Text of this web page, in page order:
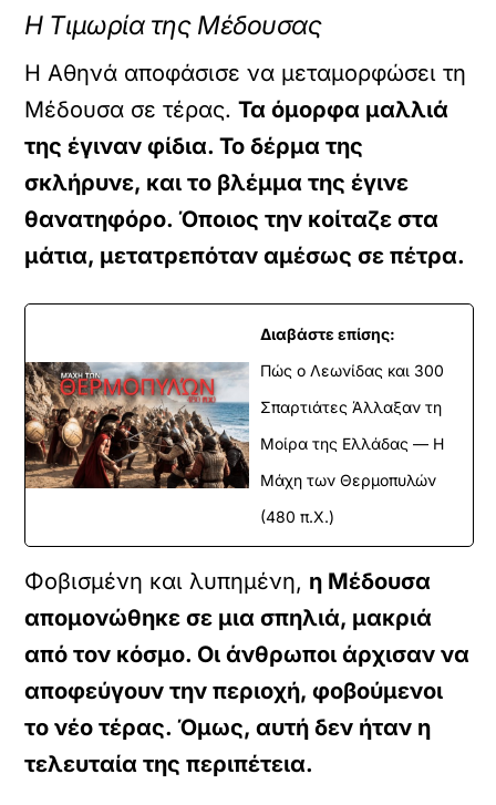
Η Τιμωρία της Μέδουσας
Η Αθηνά αποφάσισε να μεταμορφώσει τη
Μέδουσα σε τέρας.Τα όμορφα μαλλιά
της έγιναν φίδια. Το δέρμα της
σκλήρυνε, και το βλέμμα της έγινε
θανατηφόρο. Όποιος την κοίταζε στα
μάτια, μετατρεπόταν αμέσως σε πέτρα.
Διαβάστε επίσης:
Πώς ο Λεωνίδας και 300
Σπαρτιάτες Άλλαξαν τη
Μοίρα της Ελλάδας — Η
Μάχη των Θερμοπυλών
(480 π.Χ.)
Φοβισμένη και λυπημένη, η Μέδουσα
απομονώθηκε σε μια σπηλιά, μακριά
από τον κόσμο. Οι άνθρωποι άρχισαν να
αποφεύγουν την περιοχή, φοβούμενοι
το νέο τέρας. Όμως, αυτή δεν ήταν η
τελευταία της περιπέτεια.